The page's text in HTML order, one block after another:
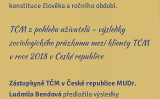
konstituce člověka a ročního období.
TČM z pohledu uživatelů – výsledky
sociologického průzkumu mezi klienty TČM
v roce 2018 v České republice
Zástupkyně TČM v České republice MUDr.
Ludmila Bendová předložila výsledky